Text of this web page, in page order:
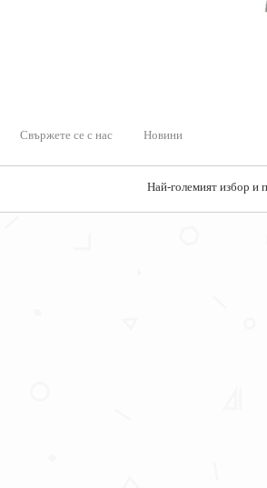
Свържете се с нас Новини
Най-големият избор и